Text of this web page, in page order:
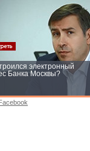
электронный
Банка Москвы?